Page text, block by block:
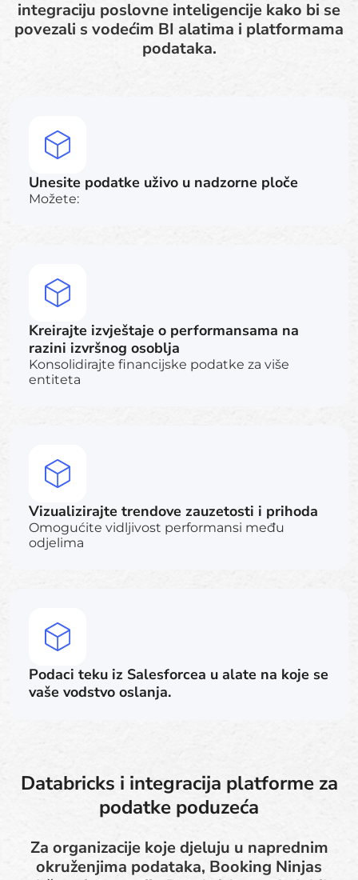
integraciju poslovne inteligencije kako bi se
povezali s vodećim BI alatima i platformama
podataka.
Unesite podatke uživo u nadzorne ploče
Možete:
Kreirajte izvještaje o performansama na
razini izvršnog osoblja
Konsolidirajte financijske podatke za više
entiteta
Vizualizirajte trendove zauzetosti i prihoda
Omogućite vidljivost performansi među
odjelima
Podaci teku iz Salesforcea u alate na koje se
vaše vodstvo oslanja.
Databricks i integracija platforme za
podatke poduzeća
Za organizacije koje djeluju u naprednim
okruženjima podataka, Booking Ninjas